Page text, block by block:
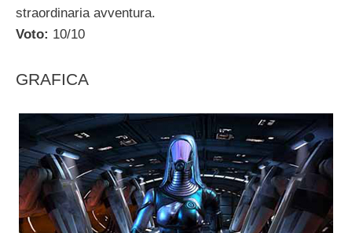
straordinaria avventura.
Voto: 10/10
GRAFICA